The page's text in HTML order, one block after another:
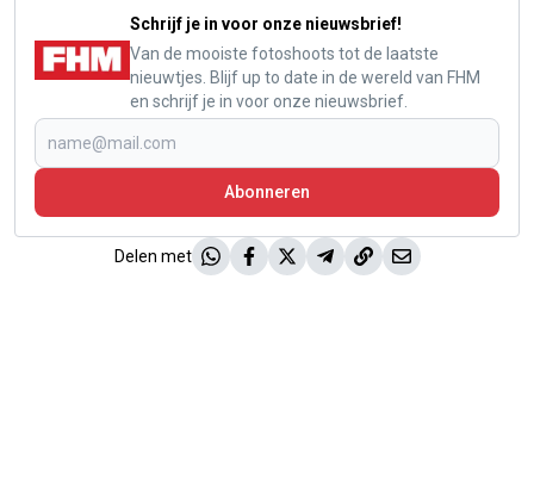
Schrijf je in voor onze nieuwsbrief!
Van de mooiste fotoshoots tot de laatste
nieuwtjes. Blijf up to date in de wereld van FHM
en schrijf je in voor onze nieuwsbrief.
Abonneren
Delen met